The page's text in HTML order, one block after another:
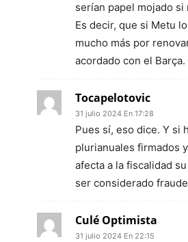
serían papel mojado
Es decir, que si Metu
mucho más por
acordado con el Barça.
Tocapelotovic
31 julio 2024 En 17:28
Pues sí, eso dice. Y si
plurianuales firmados
afecta a la fiscalidad
ser considerado
Culé Optimista
31 julio 2024 En 22:15